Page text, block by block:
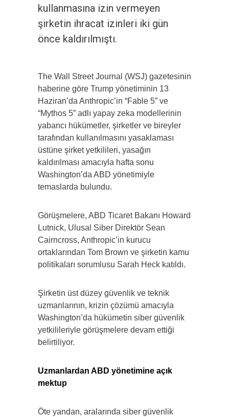
kullanmasına izin vermeyen
şirketin ihracat izinleri iki gün
önce kaldırılmıştı.
The Wall Street Journal (WSJ) gazetesinin
haberine göre Trump yönetiminin 13
Haziran’da Anthropic’in “Fable 5” ve
“Mythos 5” adlı yapay zeka modellerinin
yabancı hükümetler, şirketler ve bireyler
tarafından kullanılmasını yasaklaması
üstüne şirket yetkilileri, yasağın
kaldırılması amacıyla hafta sonu
Washington’da ABD yönetimiyle
temaslarda bulundu.
Görüşmelere, ABD Ticaret Bakanı Howard
Lutnick, Ulusal Siber Direktör Sean
Cairncross, Anthropic’in kurucu
ortaklarından Tom Brown ve şirketin kamu
politikaları sorumlusu Sarah Heck katıldı.
Şirketin üst düzey güvenlik ve teknik
uzmanlarının, krizin çözümü amacıyla
Washington’da hükümetin siber güvenlik
yetkilileriyle görüşmelere devam ettiği
belirtiliyor.
Uzmanlardan ABD yönetimine açık
mektup
Öte yandan, aralarında siber güvenlik